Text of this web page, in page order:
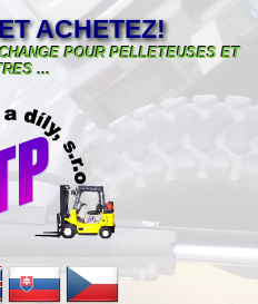
ACHETEZ!
POUR PELLETEUSES ET
...